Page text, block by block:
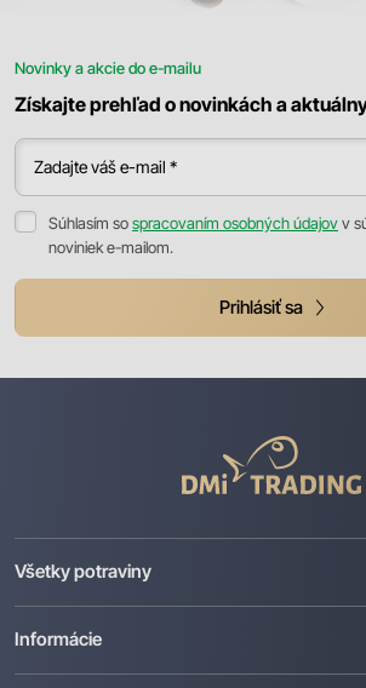
Novinky a akcie do e-mailu
Získajte prehľad o novinkách a
Zadajte váš e-mail *
Súhlasím sospracovaním osobných údajovv
noviniek e-mailom.
Prihlásiť sa
Trading
Všetky potraviny
Informácie